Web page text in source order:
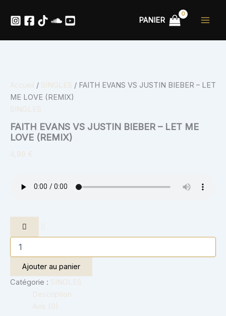
PANIER
Accueil / SINGLES / FAITH EVANS VS JUSTIN BIEBER – LET
ME LOVE (REMIX)
SINGLES
FAITH EVANS VS JUSTIN BIEBER – LET ME
LOVE (REMIX)
4,99 €
de
FAITH
LET
ME
LOVE
Ajouter au panier
Catégorie : SINGLES
Description
Avis (0)